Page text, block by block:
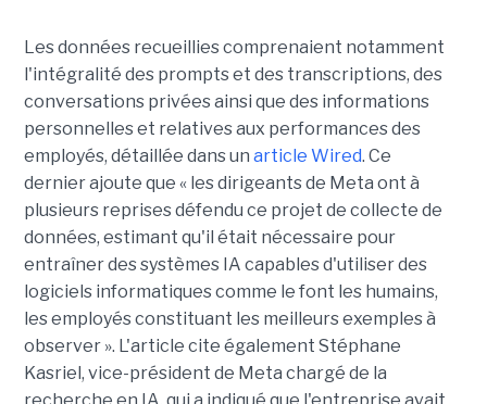
Les données recueillies comprenaient notamment
l'intégralité des prompts et des transcriptions, des
conversations privées ainsi que des informations
personnelles et relatives aux performances des
employés, détaillée dans un article Wired. Ce
dernier ajoute que « les dirigeants de Meta ont à
plusieurs reprises défendu ce projet de collecte de
données, estimant qu'il était nécessaire pour
entraîner des systèmes IA capables d'utiliser des
logiciels informatiques comme le font les humains,
les employés constituant les meilleurs exemples à
observer ». L'article cite également Stéphane
Kasriel, vice-président de Meta chargé de la